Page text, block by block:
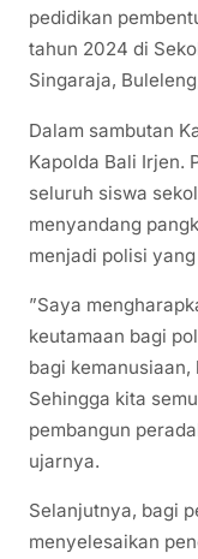
pedidikan
tahun 2024 di
Singaraja,
Dalam sambutan
Kapolda Bali Irjen.
seluruh siswa
menyandang
menjadi polisi
”Saya
keutamaan bagi
bagi
Sehingga kita
pembangun
ujarnya.
Selanjutnya, bagi
menyelesaikan